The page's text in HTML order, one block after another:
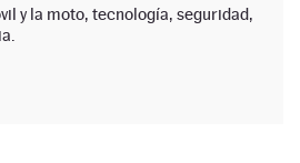
y la moto, tecnología, seguridad,